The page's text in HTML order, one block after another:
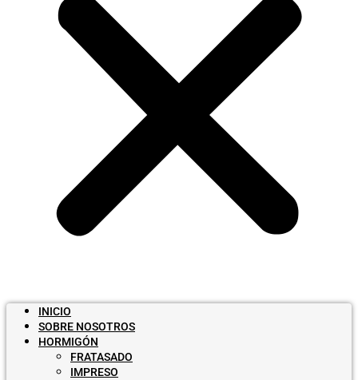
INICIO
SOBRE NOSOTROS
HORMIGÓN
FRATASADO
IMPRESO